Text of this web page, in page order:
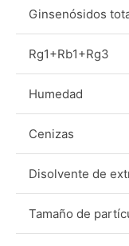
Ginsenósidos
Rg1+Rb1+Rg3
Humedad
Cenizas
Disolvente de
Tamaño de